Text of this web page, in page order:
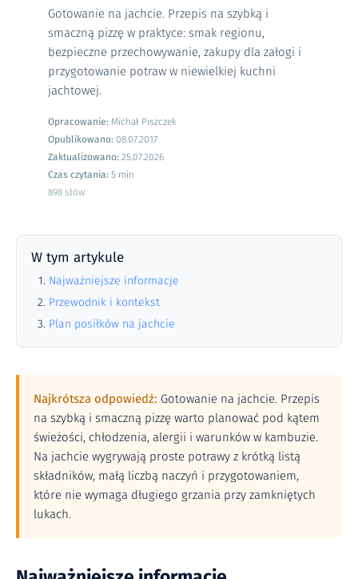
Gotowanie na jachcie. Przepis na szybką i
smaczną pizzę w praktyce: smak regionu,
bezpieczne przechowywanie, zakupy dla załogi i
przygotowanie potraw w niewielkiej kuchni
jachtowej.
Opracowanie: Michał Piszczek
Opublikowano: 08.07.2017
Zaktualizowano: 25.07.2026
Czas czytania: 5 min
898 słów
W tym artykule
Najważniejsze informacje
Przewodnik i kontekst
Plan posiłków na jachcie
Najkrótsza odpowiedź: Gotowanie na jachcie. Przepis
na szybką i smaczną pizzę warto planować pod kątem
świeżości, chłodzenia, alergii i warunków w kambuzie.
Na jachcie wygrywają proste potrawy z krótką listą
składników, małą liczbą naczyń i przygotowaniem,
które nie wymaga długiego grzania przy zamkniętych
lukach.